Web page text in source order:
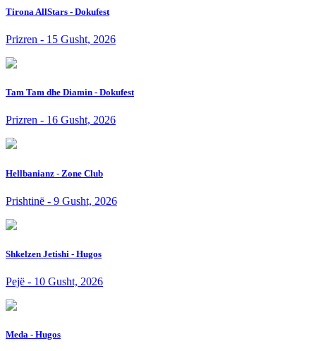
Tirona AllStars - Dokufest
Prizren - 15 Gusht, 2026
Tam Tam dhe Diamin - Dokufest
Prizren - 16 Gusht, 2026
Hellbanianz - Zone Club
Prishtinë - 9 Gusht, 2026
Shkelzen Jetishi - Hugos
Pejë - 10 Gusht, 2026
Meda - Hugos